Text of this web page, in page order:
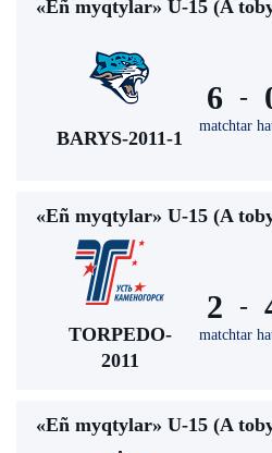
«Eñ myqtylar» U-15 (A
BARYS-2011-1
6 -
matchtar
«Eñ myqtylar» U-15 (A
TORPEDO-
2011
2 -
matchtar
«Eñ myqtylar» U-15 (A